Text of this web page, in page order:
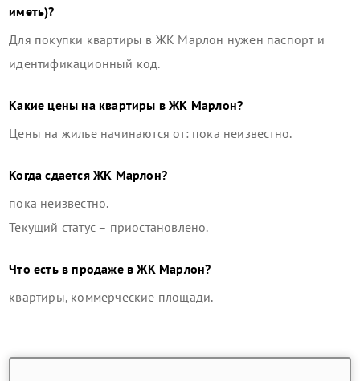
иметь)?
Для покупки квартиры в ЖК Марлон нужен паспорт и
идентификационный код.
Какие цены на квартиры вЖК Марлон?
Цены на жилье начинаются от: пока неизвестно.
Когда сдаетсяЖК Марлон?
пока неизвестно.
Текущий статус – приостановлено.
Что есть в продаже вЖК Марлон?
квартиры, коммерческие площади.